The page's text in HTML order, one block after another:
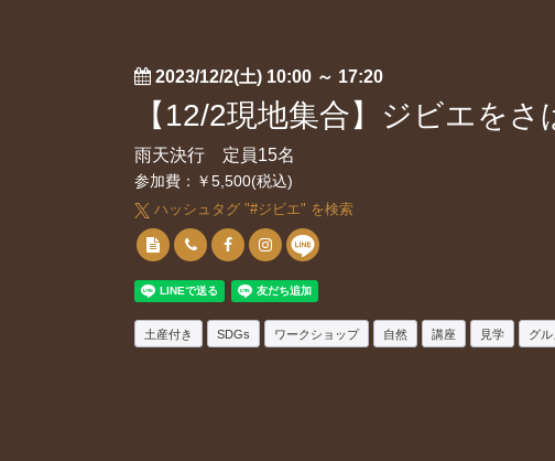
2023/12/2(土) 10:00 ～ 17:20
【12/2現地集合】ジビエを
雨天決行 定員15名
参加費：￥5,500(税込)
ハッシュタグ "#ジビエ" を検索
土産付き SDGs ワークショップ 自然 講座 見学 グル